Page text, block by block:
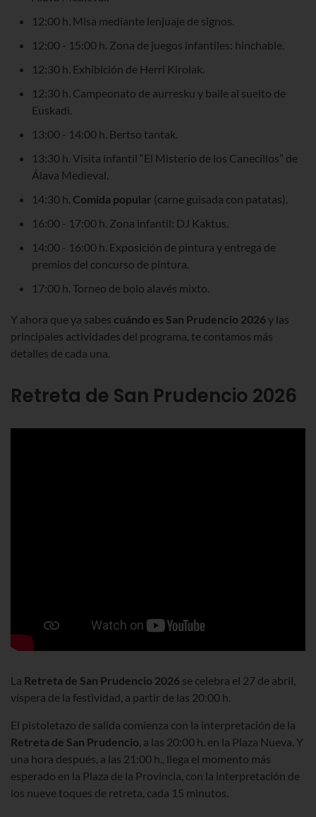
12:00 h. Misa mediante lenjuaje de signos.
12:00 - 15:00 h. Zona de juegos infantiles: hinchable.
12:30 h. Exhibición de Herri Kirolak.
12:30 h. Campeonato de aurresku y baile al suelto de
Euskadi.
13:00 - 14:00 h. Bertso tantak.
13:30 h. Visita infantil “El Misterio de los Canecillos” de
Álava Medieval.
14:30 h. Comida popular (carne guisada con patatas).
16:00 - 17:00 h. Zona infantil: DJ Kaktus.
14:00 - 16:00 h. Exposición de pintura y entrega de
premios del concurso de pintura.
17:00 h. Torneo de bolo alavés mixto.
Y ahora que ya sabes cuándo es San Prudencio 2026y las
principales actividades del programa, te contamos más
detalles de cada una.
Retreta de San Prudencio 2026
La Retreta de San Prudencio 2026 se celebra el 27 de abril,
víspera de la festividad, a partir de las 20:00 h.
El pistoletazo de salida comienza con la interpretación de la
Retreta de San Prudencio, a las 20:00 h. en la Plaza Nueva. Y
una hora después, a las 21:00 h., llega el momento más
esperado en la Plaza de la Provincia, con la interpretación de
los nueve toques de retreta, cada 15 minutos.